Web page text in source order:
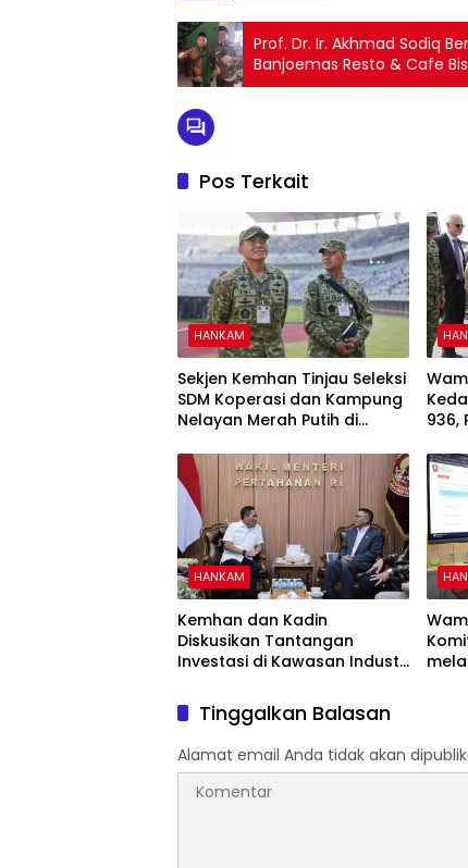
Prof. Dr. Ir. Akhmad Sodiq
Banjoemas Resto & Cafe
Komunitas Besar Yaitu
Pos Terkait
HANKAM
Sekjen Kemhan Tinjau Seleksi
SDM Koperasi dan Kampung
Nelayan Merah Putih di
936,
HANKAM
Kemhan dan Kadin
Diskusikan Tantangan
Investasi di Kawasan Industri
Tinggalkan Balasan
Alamat email Anda tidak akan